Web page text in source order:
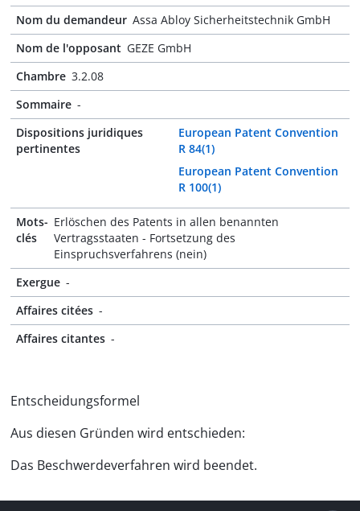
Nom du demandeur Assa Abloy Sicherheitstechnik GmbH
Nom de l'opposant GEZE GmbH
Chambre 3.2.08
Sommaire -
Dispositions juridiques
pertinentes
European Patent Convention
R 84(1)
European Patent Convention
R 100(1)
Mots-
clés
Erlöschen des Patents in allen benannten
Vertragsstaaten - Fortsetzung des
Einspruchsverfahrens (nein)
Exergue -
Affaires citées -
Affaires citantes -
Entscheidungsformel
Aus diesen Gründen wird entschieden:
Das Beschwerdeverfahren wird beendet.